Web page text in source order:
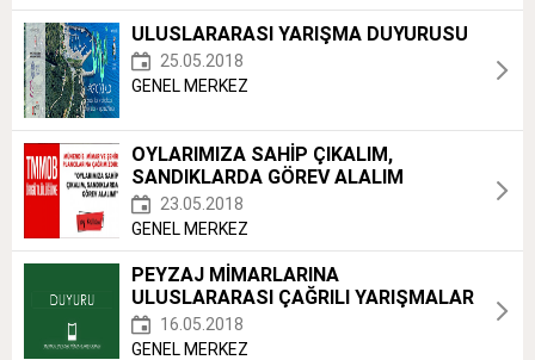
ULUSLARARASI YARIŞMA DUYURUSU
25.05.2018
GENEL MERKEZ
OYLARIMIZA SAHİP ÇIKALIM,
SANDIKLARDA GÖREV ALALIM
23.05.2018
GENEL MERKEZ
PEYZAJ MİMARLARINA
ULUSLARARASI ÇAĞRILI YARIŞMALAR
16.05.2018
GENEL MERKEZ